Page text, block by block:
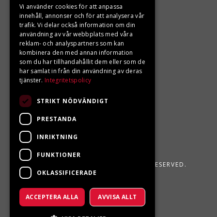
LJUNGBERGS MOTOR
Din BRP återförsäljare i Sveg!
LJUNGBERGS MOTOR 2026. ALL RIGHTS RESERVED.
POWERED BY EMPORI CMS
Vi använder cookies för att anpassa
innehåll, annonser och för att analysera vår
trafik. Vi delar också information om din
användning av vår webbplats med våra
reklam- och analyspartners som kan
kombinera den med annan information
som du har tillhandahållit dem eller som de
har samlat in från din användning av deras
tjänster. Integritetspolicy
STRIKT NÖDVÄNDIGT
PRESTANDA
INRIKTNING
FUNKTIONER
OKLASSIFICERADE
ACCEPTERA ALLA AVVISA ALLT